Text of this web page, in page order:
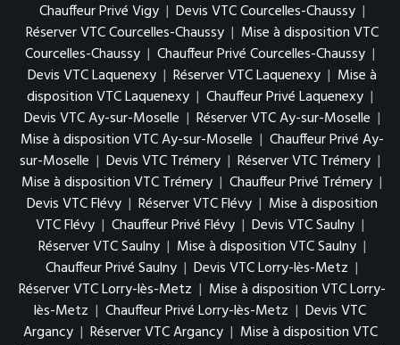
Chauffeur Privé Vigy | Devis VTC Courcelles-Chaussy |
Réserver VTC Courcelles-Chaussy | Mise à disposition VTC
Courcelles-Chaussy | Chauffeur Privé Courcelles-Chaussy |
Devis VTC Laquenexy | Réserver VTC Laquenexy | Mise à
disposition VTC Laquenexy | Chauffeur Privé Laquenexy |
Devis VTC Ay-sur-Moselle | Réserver VTC Ay-sur-Moselle |
Mise à disposition VTC Ay-sur-Moselle | Chauffeur Privé Ay-
sur-Moselle | Devis VTC Trémery | Réserver VTC Trémery |
Mise à disposition VTC Trémery | Chauffeur Privé Trémery |
Devis VTC Flévy | Réserver VTC Flévy | Mise à disposition
VTC Flévy | Chauffeur Privé Flévy | Devis VTC Saulny |
Réserver VTC Saulny | Mise à disposition VTC Saulny |
Chauffeur Privé Saulny | Devis VTC Lorry-lès-Metz |
Réserver VTC Lorry-lès-Metz | Mise à disposition VTC Lorry-
lès-Metz | Chauffeur Privé Lorry-lès-Metz | Devis VTC
Argancy | Réserver VTC Argancy | Mise à disposition VTC